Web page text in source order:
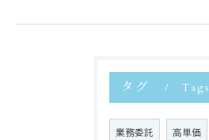
タグ Tags
業務委託 高単価